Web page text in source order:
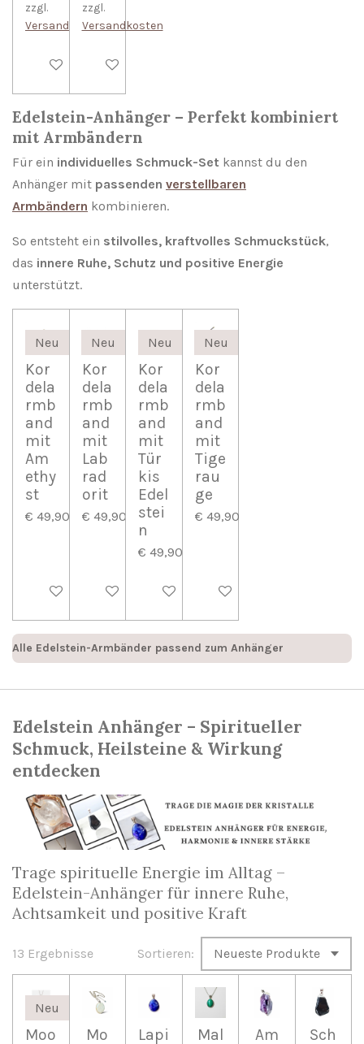
zzgl.
Versandkosten
In den Warenkorb
zzgl.
Versandkosten
Bei Verfügbarkeit benachrichtigen
Edelstein-Anhänger – Perfekt kombiniert
mit Armbändern
Für ein individuelles Schmuck-Set kannst du den
Anhänger mit passenden verstellbaren
Armbändern kombinieren.
So entsteht ein stilvolles, kraftvolles Schmuckstück,
das innere Ruhe, Schutz und positive Energie
unterstützt.
Neu
Kor
dela
rmb
and
mit
Am
ethy
st
€ 49,90
In den Warenkorb
Neu
Kor
dela
rmb
and
mit
Lab
rad
orit
€ 49,90
In den Warenkorb
Neu
Kor
dela
rmb
and
mit
Tür
kis
Edel
stei
n
€ 49,90
In den Warenkorb
Neu
Kor
dela
rmb
and
mit
Tige
rau
ge
€ 49,90
In den Warenkorb
Alle Edelstein-Armbänder passend zum Anhänger
Edelstein Anhänger – Spiritueller
Schmuck, Heilsteine & Wirkung
entdecken
Trage spirituelle Energie im Alltag –
Edelstein-Anhänger für innere Ruhe,
Achtsamkeit und positive Kraft
13 Ergebnisse Sortieren:
Neu
Moo
Mo
Lapi
Mal
Am
Sch